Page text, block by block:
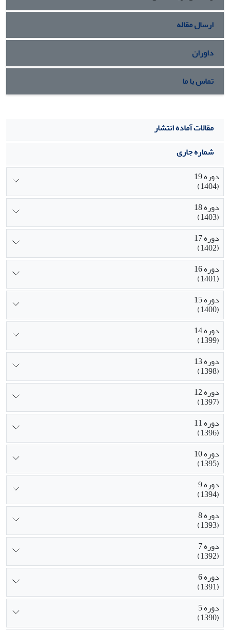
ضمنی‌ای که محقق و موضوع در آن مشترک هستند، در قالب گفتار،
به سطح خودآگاه و به موضوعی برای تأملات انسان‌شناختی و
فرهنگی تبدیل شود.
ارسال مقاله
داوران
تماس با ما
مقالات آماده انتشار
شماره جاری
دوره 19
(1404)
دوره 18
(1403)
دوره 17
(1402)
دوره 16
(1401)
دوره 15
(1400)
دوره 14
(1399)
دوره 13
(1398)
دوره 12
(1397)
دوره 11
(1396)
دوره 10
(1395)
دوره 9
(1394)
دوره 8
(1393)
دوره 7
(1392)
دوره 6
(1391)
دوره 5
(1390)